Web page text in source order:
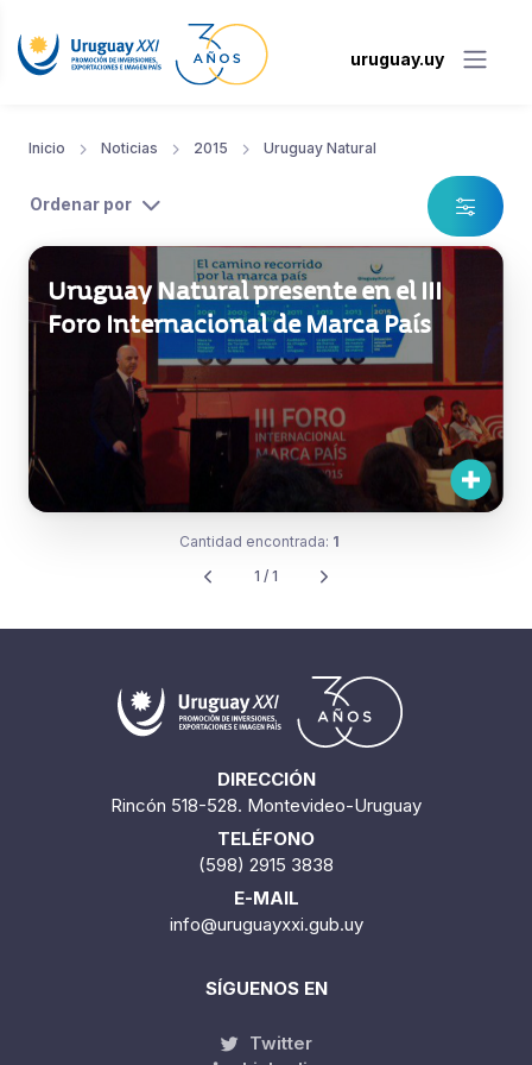
uruguay.uy
Inicio Noticias 2015 Uruguay Natural
Ordenar por
Uruguay Natural presente en el III
Foro Internacional de Marca País
Cantidad encontrada: 1
1 / 1
DIRECCIÓN
Rincón 518-528. Montevideo-Uruguay
TELÉFONO
(598) 2915 3838
E-MAIL
info@uruguayxxi.gub.uy
SÍGUENOS EN
Twitter